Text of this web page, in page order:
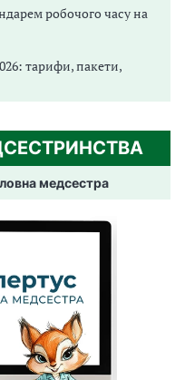
робочого часу на
тарифи, пакети,
медсестра